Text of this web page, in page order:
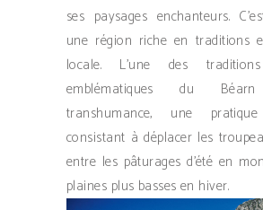
ses paysages enchanteurs.
une région riche en traditions
locale. L’une des
emblématiques du
transhumance, une
consistant à déplacer les
entre les pâturages d’été en
plaines plus basses en hiver.